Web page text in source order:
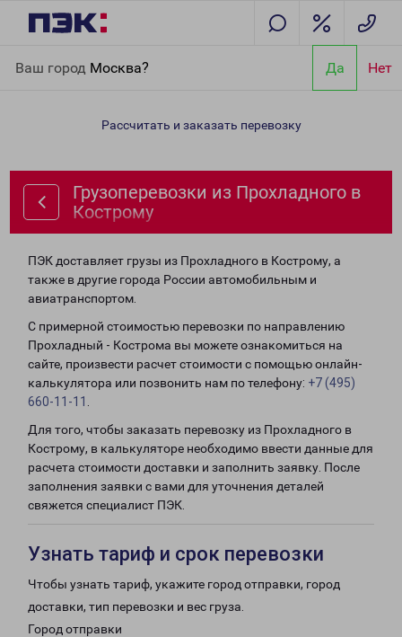
Ваш город Москва? Да Нет
Кострому
Рассчитать и заказать перевозку
Грузоперевозки из Прохладного в
Кострому
ПЭК доставляет грузы из Прохладного в Кострому, а
также в другие города России автомобильным и
авиатранспортом.
С примерной стоимостью перевозки по направлению
Прохладный - Кострома вы можете ознакомиться на
сайте, произвести расчет стоимости с помощью онлайн-
калькулятора или позвонить нам по телефону: +7 (495)
660-11-11
Для того, чтобы заказать перевозку из Прохладного в
Кострому, в калькуляторе необходимо ввести данные для
расчета стоимости доставки и заполнить заявку. После
заполнения заявки с вами для уточнения деталей
свяжется специалист ПЭК.
Узнать тариф и срок перевозки
Чтобы узнать тариф, укажите город отправки, город
доставки, тип перевозки и вес груза.
Город отправки